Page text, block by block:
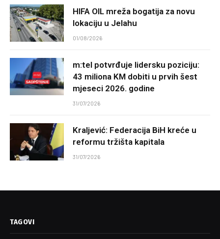
HIFA OIL mreža bogatija za novu
lokaciju u Jelahu
01/08/2026
m:tel potvrđuje lidersku poziciju:
43 miliona KM dobiti u prvih šest
mjeseci 2026. godine
31/07/2026
Kraljević: Federacija BiH kreće u
reformu tržišta kapitala
31/07/2026
TAGOVI